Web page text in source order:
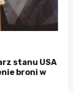
stanu USA
broni w